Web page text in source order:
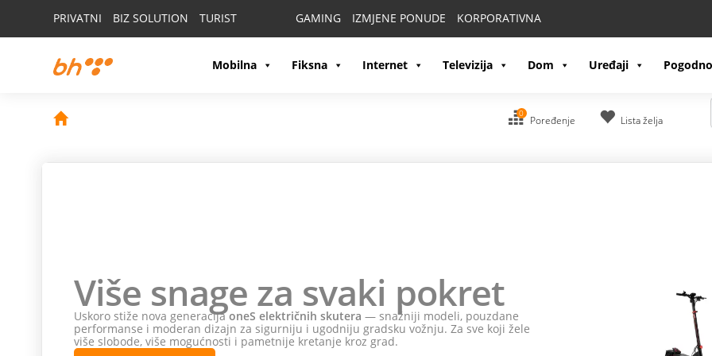
PRIVATNI BIZ SOLUTION TURIST GAMING IZMJENE PONUDE KORPORATIVNA
Mobilna Fiksna Internet Televizija Dom Uređaji
0
Poređenje Lista želja
Više snage za svaki pokret
Uskoro stiže nova generacijaoneS električnih skutera — snažniji modeli, pouzdane
performanse i moderan dizajn za sigurniju i ugodniju gradsku vožnju. Za sve koji žele
više slobode, više mogućnosti i pametnije kretanje kroz grad.